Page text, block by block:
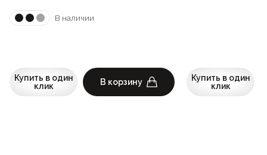
В наличии
Купить в один
клик
В корзину
Купить в один
клик